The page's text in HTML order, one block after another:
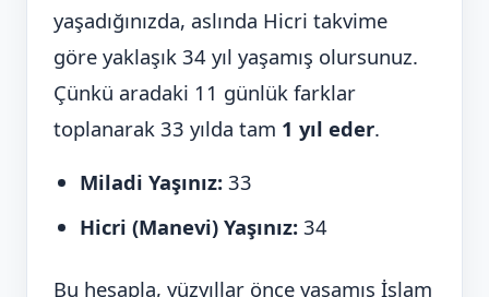
yaşadığınızda, aslında Hicri takvime
göre yaklaşık 34 yıl yaşamış olursunuz.
Çünkü aradaki 11 günlük farklar
toplanarak 33 yılda tam 1 yıl eder.
Miladi Yaşınız: 33
Hicri (Manevi) Yaşınız: 34
Bu hesapla, yüzyıllar önce yaşamış İslam